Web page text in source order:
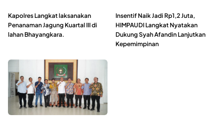
Kapolres Langkat laksanakan
Penanaman Jagung Kuartal III di
lahan Bhayangkara.
Insentif Naik Jadi Rp1,2 Juta,
HIMPAUDI Langkat Nyatakan
Dukung Syah Afandin Lanjutkan
Kepemimpinan